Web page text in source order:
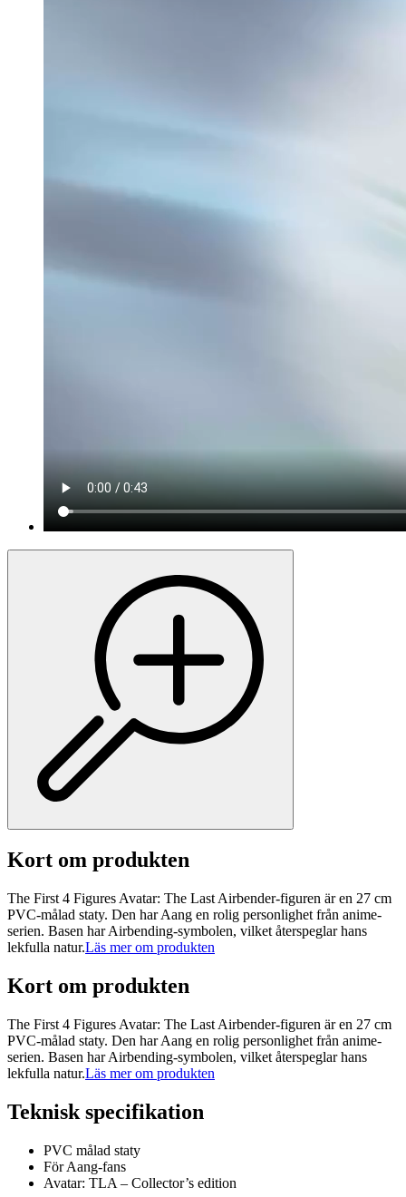
Kort om produkten
The First 4 Figures Avatar: The Last Airbender-figuren är en 27 cm
PVC-målad staty. Den har Aang en rolig personlighet från anime-
serien. Basen har Airbending-symbolen, vilket återspeglar hans
lekfulla natur.Läs mer om produkten
Kort om produkten
The First 4 Figures Avatar: The Last Airbender-figuren är en 27 cm
PVC-målad staty. Den har Aang en rolig personlighet från anime-
serien. Basen har Airbending-symbolen, vilket återspeglar hans
lekfulla natur.Läs mer om produkten
Teknisk specifikation
PVC målad staty
För Aang-fans
Avatar: TLA – Collector’s edition